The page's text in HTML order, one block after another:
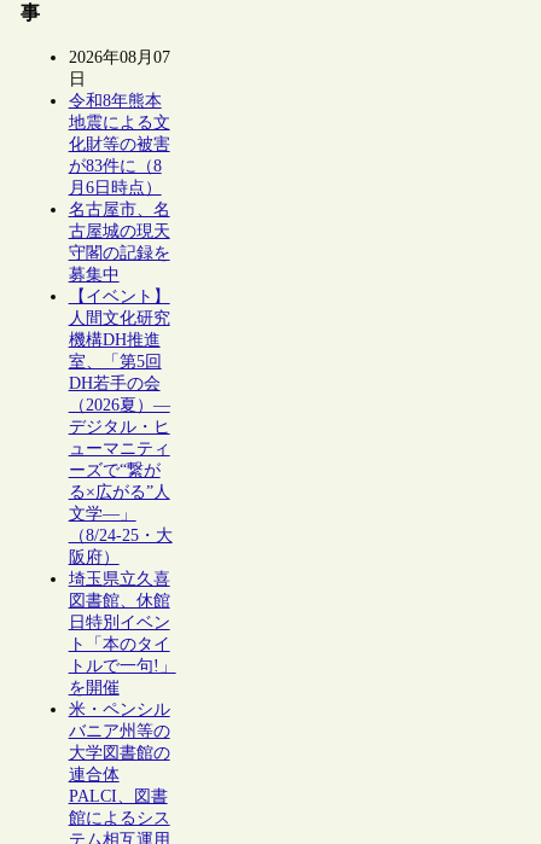
事
2026年08月07
日
令和8年熊本
地震による文
化財等の被害
が83件に（8
月6日時点）
名古屋市、名
古屋城の現天
守閣の記録を
募集中
【イベント】
人間文化研究
機構DH推進
室、「第5回
DH若手の会
（2026夏）―
デジタル・ヒ
ューマニティ
ーズで“繋が
る×広がる”人
文学―」
（8/24-25・大
阪府）
埼玉県立久喜
図書館、休館
日特別イベン
ト「本のタイ
トルで一句!」
を開催
米・ペンシル
バニア州等の
大学図書館の
連合体
PALCI、図書
館によるシス
テム相互運用